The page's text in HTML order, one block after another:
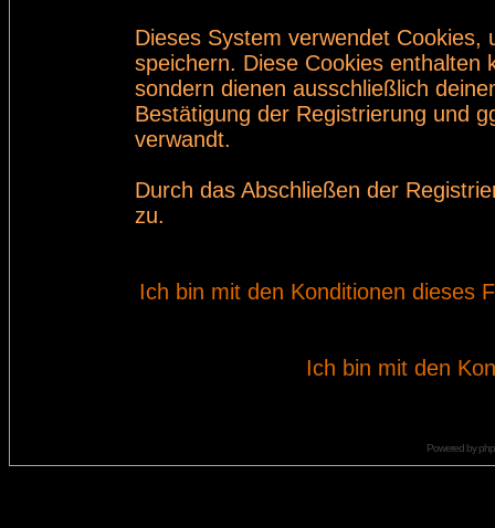
Dieses System verwendet
speichern. Diese Cookies enthalten
sondern dienen ausschließlich
Bestätigung der Registrierung und
verwandt.
Durch das Abschließen der
zu.
Ich bin mit den Konditionen dieses
Ich bin mit den
Powered by